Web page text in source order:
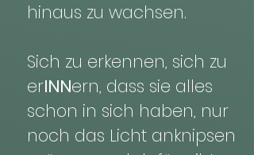
hinaus zu wachsen.
Sich zu erkennen, sich zu
erINNern, dass sie alles
schon in sich haben, nur
noch das Licht anknipsen